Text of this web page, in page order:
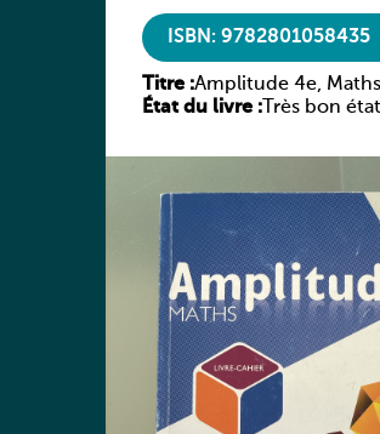
ISBN: 9782801058435
Titre :Amplitude 4e,
version
État du livre : Très bon état